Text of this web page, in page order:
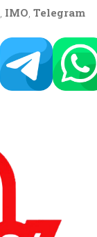
, IMO, Telegram